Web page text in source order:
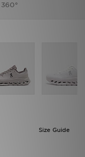
360°
Size Guide